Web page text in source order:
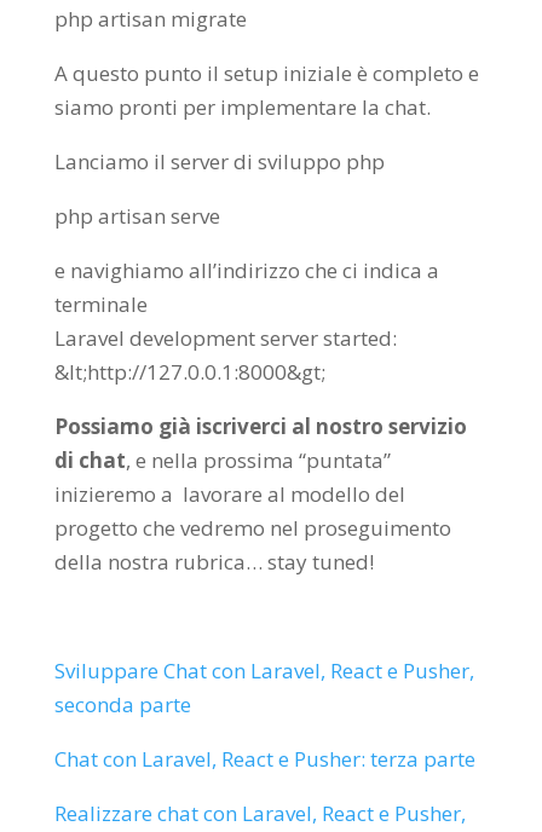
php artisan migrate
A questo punto il setup iniziale è completo e
siamo pronti per implementare la chat.
Lanciamo il server di sviluppo php
php artisan serve
e navighiamo all’indirizzo che ci indica a
terminale
Laravel development server started:
&lt;http://127.0.0.1:8000&gt;
Possiamo già iscriverci al nostro servizio
di chat, e nella prossima “puntata”
inizieremo a lavorare al modello del
progetto che vedremo nel proseguimento
della nostra rubrica… stay tuned!
Sviluppare Chat con Laravel, React e Pusher,
seconda parte
Chat con Laravel, React e Pusher: terza parte
Realizzare chat con Laravel, React e Pusher,